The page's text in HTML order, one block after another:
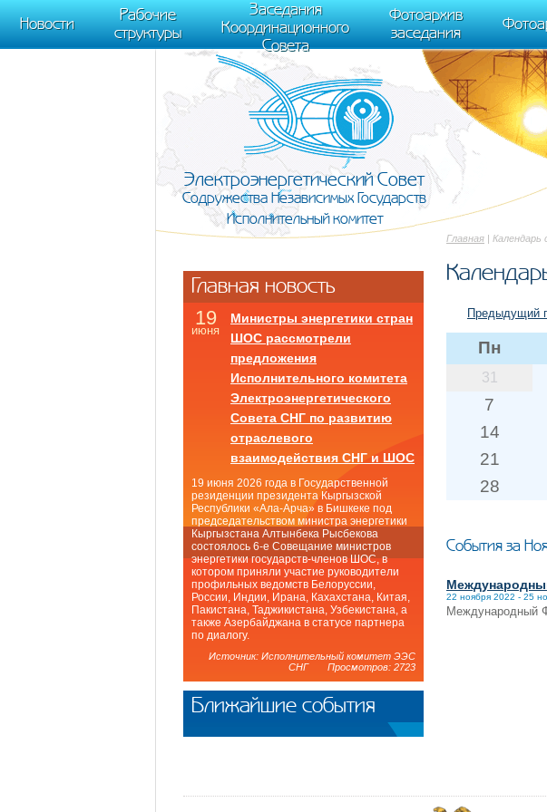
m[i].l=1*new Date(); for (var j = 0; j < document.scripts.length; j++) {if (document.scripts[j].src === r)
document, "script", "https://mc.yandex.ru/metrika/tag.js", "ym"); ym(95911708, "init", { clickmap:true,
Новости
Рабочие
структуры
Заседания
Координационного
Совета
Фотоархив
заседания
Электроэнергетический Совет
Содружества Независимых Государств
Исполнительный комитет
Главная | Календарь
Предыдущий
Пн
31
7
14
21
28
События за
22 ноября 2022 - 25
Международный
Главная новость
19
июня
Министры энергетики стран
ШОС рассмотрели
предложения
Исполнительного комитета
Электроэнергетического
Совета СНГ по развитию
отраслевого
взаимодействия СНГ и ШОС
19 июня 2026 года в Государственной
резиденции президента Кыргызской
Республики «Ала-Арча» в Бишкеке под
председательством министра энергетики
Кыргызстана Алтынбека Рысбекова
состоялось 6-е Совещание министров
энергетики государств-членов ШОС, в
котором приняли участие руководители
профильных ведомств Белоруссии,
России, Индии, Ирана, Кахахстана, Китая,
Пакистана, Таджикистана, Узбекистана, а
также Азербайджана в статусе партнера
по диалогу.
Источник: Исполнительный комитет ЭЭС
СНГ Просмотров: 2723
Ближайшие события